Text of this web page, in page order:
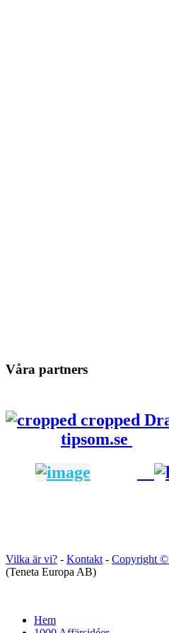
Våra partners
tipsom.se
Vilka är vi? - Kontakt- Copyright ©
(Teneta Europa AB)
Hem